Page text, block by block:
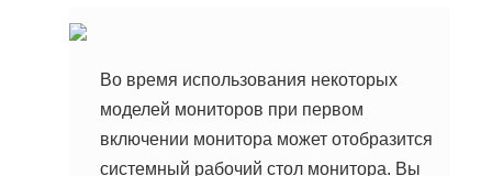
Во время использования некоторых
моделей мониторов при первом
включении монитора может отобразится
системный рабочий стол монитора. Вы